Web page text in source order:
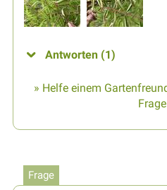
Antworten (1)
» Helfe einem
Frage